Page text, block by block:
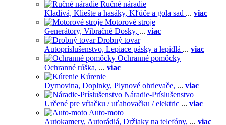
Ručné náradie
Kladivá, Kliešte a hasáky, Kľúče a gola sad ... viac
Motorové stroje
Generátory, Vibračné Dosky, ... viac
Drobný tovar
Autopríslušenstvo, Lepiace pásky a lepidlá ... viac
Ochranné pomôcky
Ochranné rúška, ... viac
Kúrenie
Dymovina, Doplnky, Plynové ohrievače, ... viac
Náradie-Príslušenstvo
Určené pre vŕtačku / uťahovačku / elektric ... viac
Auto-moto
Autokamery, Autorádiá, Držiaky na telefóny, ... viac